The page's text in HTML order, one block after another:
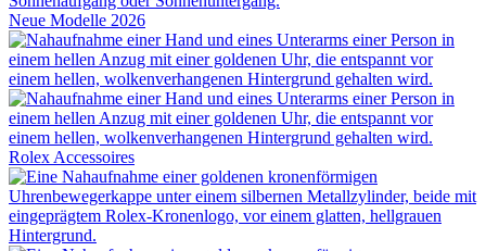
Neue Modelle 2026
Rolex Accessoires